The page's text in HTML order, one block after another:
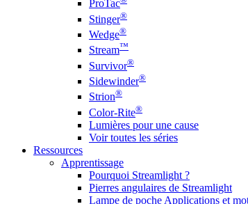
ProTac
Stinger®
Wedge®
Stream™
Survivor®
Sidewinder®
Strion®
Color-Rite®
Lumières pour une cause
Voir toutes les séries
Ressources
Apprentissage
Pourquoi Streamlight ?
Pierres angulaires de Streamlight
Lampe de poche Applications et